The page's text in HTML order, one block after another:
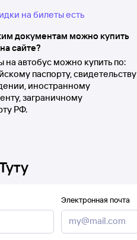
на билеты есть
документам можно купить
сайте?
на автобус можно купить по:
паспорту, свидетельству
иностранному
заграничному
РФ.
Электронная почта